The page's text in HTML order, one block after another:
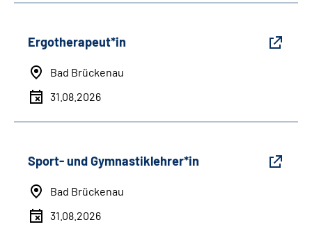
Ergotherapeut*in
Bad Brückenau
31.08.2026
Sport- und Gymnastiklehrer*in
Bad Brückenau
31.08.2026